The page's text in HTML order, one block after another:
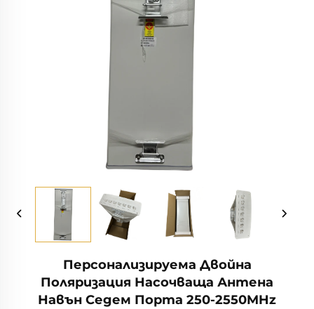
Персонализируема Двойна
Поляризация Насочваща Антена
Навън Седем Порта 250-2550MHz